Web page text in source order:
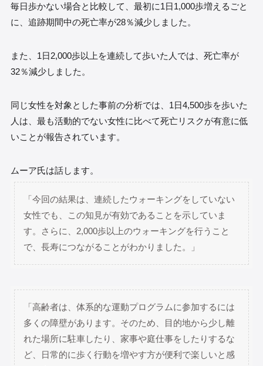
毎日歩かない場合と比較して、最初に1日1,000歩増えるごと
に、追跡期間中の死亡率が28％減少しました。
また、1日2,000歩以上を連続して歩いた人では、死亡率が
32％減少しました。
同じ女性を対象とした事前の分析では、1日4,500歩を歩いた
人は、最も活動的でない女性に比べて死亡リスクが有意に低
いことが報告されています。
ムーア氏は話します。
「今回の結果は、連続したウォーキングをしていない
女性でも、この知見が有効であることを示していま
す。さらに、2,000歩以上のウォーキングを行うこと
で、長寿につながることがわかりました。」
「高齢者は、体系的な運動プログラムに参加するには
多くの障壁があります。そのため、目的地から少し離
れた場所に駐車したり、家事や庭仕事をしたりするな
ど、日常的に歩く行動を増やす方が便利で楽しいと感